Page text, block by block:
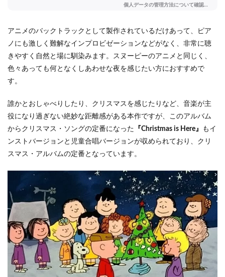
アニメのバックトラックとして製作されているだけあって、ピア
ノにも激しく難解なインプロビゼーションなどがなく、非常に聴
きやすく自然と場に馴染みます。スヌーピーのアニメと同じく、
色々あっても何となくしあわせな夜を感じたい方におすすめで
す。
誰かとおしゃべりしたり、クリスマスを感じたりなど、音楽が主
役になり過ぎない絶妙な距離感がある本作ですが、このアルバム
からクリスマス・ソングの定番になった 『Christmas is Here』
もイ
ンストバージョンと児童合唱バージョンが収められており、クリ
スマス・アルバムの定番となっています。